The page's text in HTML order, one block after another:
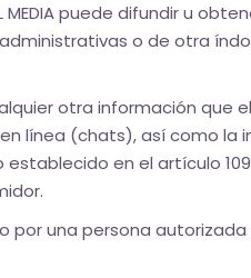
puede difundir u
o de otra
otra información que
línea (chats), así como
en el artículo
por una persona